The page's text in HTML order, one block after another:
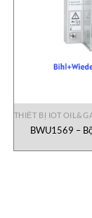
THIẾT BỊ IOT
BWU1569 –